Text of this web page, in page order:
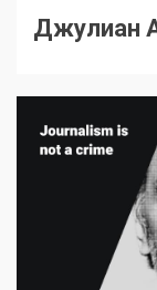
Джулиан